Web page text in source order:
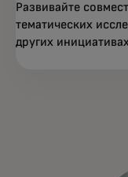
Развивайте
тематических
других